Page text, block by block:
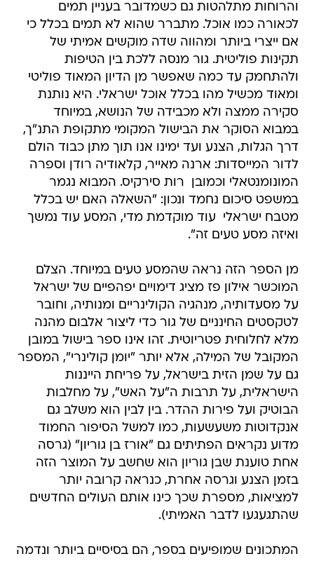
והרוחות מתלהטות גם כשמדובר בעניין תמים
לכאורה כמו אוכל. מתברר שהוא לא תמים בכלל כי
אם ייצרי ביותר ומהווה שדה מוקשים אמיתי של
תקינות פוליטית. גור מנסה ללכת בין הטיפות
ולהתחמק עד כמה שאפשר מן הדיון המאוד פוליטי
ומאוד מכשיל מהו בכלל אוכל ישראלי. היא נותנת
סקירה ממצה ולא מכבידה של הנושא, במיוחד
במבוא הסוקר את הבישול המקומי מתקופת התנ"ך,
דרך הגלות, הצנע ועד ימינו אנו תוך מתן כבוד הולם
לדור המייסדות: ארנה מאייר, קלאודיה רודן וספרה
המונומנטאלי וכמובן  רות סירקיס. המבוא נגמר
במשפט סיכום נחמד ונכון: "השאלה האם יש בכלל
מטבח ישראלי  עוד מוקדמת מדי, המסע עוד נמשך
ואיזה מסע טעים זה".
מן הספר הזה נראה שהמסע טעים במיוחד. הצלם
המוכשר אילון פז מציג דימויים יפהפיים של ישראל
על מסעדותיה, מנהגיה הקולינריים ומנותיה, וחובר
לטקסטים החינניים של גור כדי ליצור אלבום מהנה
מלא לחלוחית פטריוטית. זהו אינו ספר בישול במובן
המקובל של המילה, אלא יותר "יומן קולינרי", המספר
גם על שמן הזית בישראל, על פריחת הייננות
הישראלית, על תרבות ה"על האש", על מחלבות
הבוטיק ועל פירות ההדר. בין לבין הוא משלב גם
אנקדוטות משעשעות, כמו למשל הסיפור החמוד
מדוע נקראים הפתיתים גם "אורז בן גוריון" (גרסה
אחת טוענת שבן גוריון הוא שחשב על המוצר הזה
בזמן הצנע וגרסה אחרת, כנראה קרובה יותר
למציאות, מספרת שכך כינו אותם העולים החדשים
שהתגעגעו לדבר האמיתי).
המתכונים שמופיעים בספר, הם בסיסיים ביותר ונדמה